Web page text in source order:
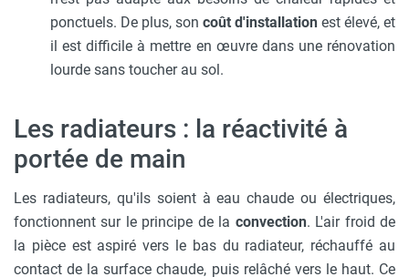
ponctuels. De plus, son coût d'installation est élevé, et
il est difficile à mettre en œuvre dans une rénovation
lourde sans toucher au sol.
Les radiateurs : la réactivité à
portée de main
Les radiateurs, qu'ils soient à eau chaude ou électriques,
fonctionnent sur le principe de la convection. L'air froid de
la pièce est aspiré vers le bas du radiateur, réchauffé au
contact de la surface chaude, puis relâché vers le haut. Ce